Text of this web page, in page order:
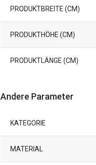
PRODUKTBREITE (CM)
PRODUKTHÖHE (CM)
PRODUKTLÄNGE (CM)
Andere Parameter
KATEGORIE
MATERIAL